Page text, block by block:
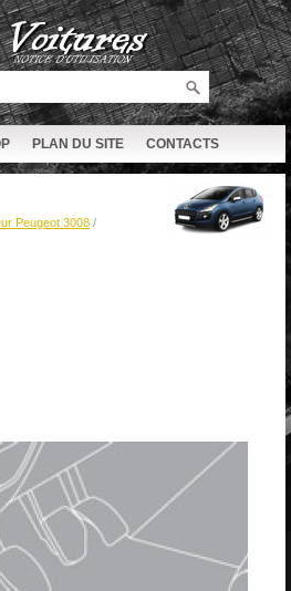
PLAN DU SITE CONTACTS
Peugeot 3008 /